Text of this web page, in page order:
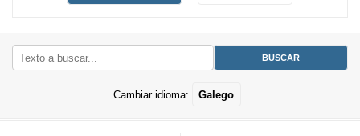
Cambiar idioma: Galego